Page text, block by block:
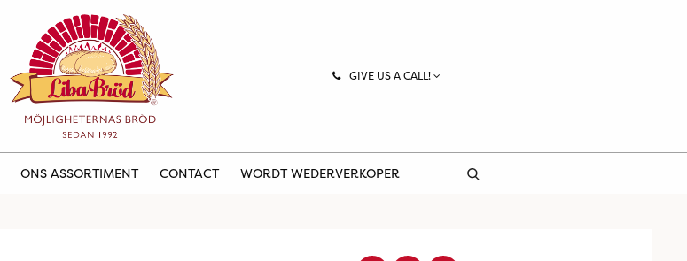
GIVE US A CALL!
ONS ASSORTIMENT CONTACT WORDT WEDERVERKOPER